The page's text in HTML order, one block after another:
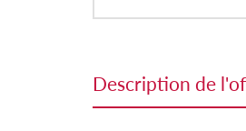
description de